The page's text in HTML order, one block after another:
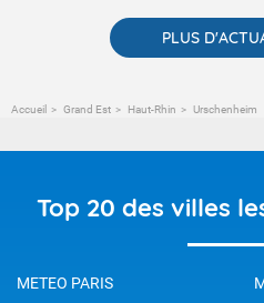
PLUS
Accueil Grand Est Haut-Rhin Urschenheim
Top 20 des villes
METEO PARIS